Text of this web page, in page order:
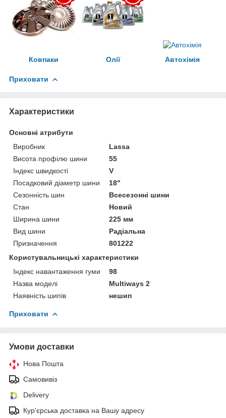
Ковпаки Олії Автохімія
Приховати
Характеристики
Основні атрибути
Виробник
Lassa
Висота профілю шини
55
Індекс швидкості
V
Посадковий діаметр шини
18"
Сезонність шин
Всесезонні шини
Стан
Новий
Ширина шини
225 мм
Вид шини
Радіальна
Призначення
801222
Користувальницькі характеристики
Індекс навантаження гуми
98
Назва моделі
Multiways 2
Наявність шипів
нешип
Приховати
Умови доставки
Нова Пошта
Самовивіз
Delivery
Кур'єрська доставка на Вашу адресу